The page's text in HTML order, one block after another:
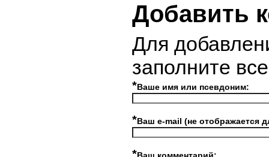
Добавить
Для
заполните
*Ваше имя или псевдоним:
*Ваш e-mail (не отображается
*